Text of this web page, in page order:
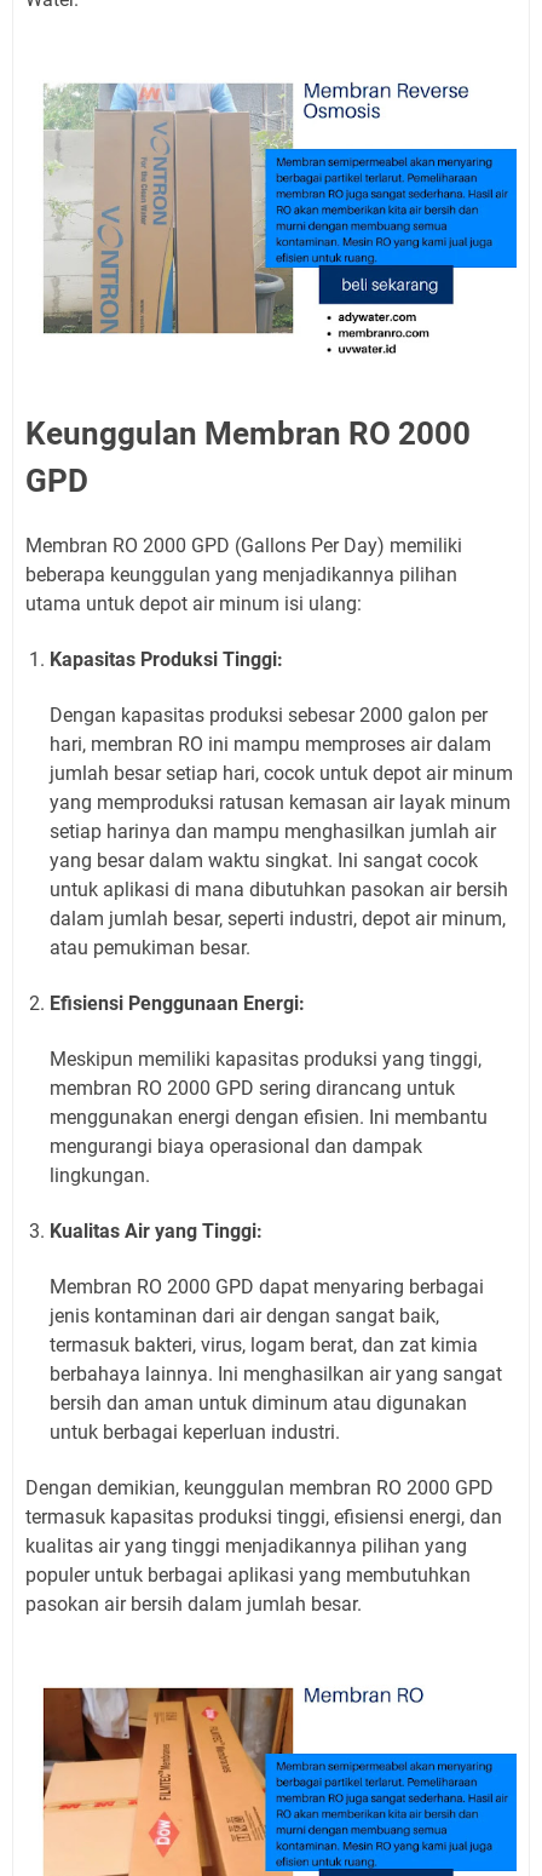
Keunggulan Membran RO 2000
GPD
Membran RO 2000 GPD (Gallons Per Day) memiliki
beberapa keunggulan yang menjadikannya pilihan
utama untuk depot air minum isi ulang:
Kapasitas Produksi Tinggi:
Dengan kapasitas produksi sebesar 2000 galon per
hari, membran RO ini mampu memproses air dalam
jumlah besar setiap hari, cocok untuk depot air minum
yang memproduksi ratusan kemasan air layak minum
setiap harinya dan mampu menghasilkan jumlah air
yang besar dalam waktu singkat. Ini sangat cocok
untuk aplikasi di mana dibutuhkan pasokan air bersih
dalam jumlah besar, seperti industri, depot air minum,
atau pemukiman besar.
Efisiensi Penggunaan Energi:
Meskipun memiliki kapasitas produksi yang tinggi,
membran RO 2000 GPD sering dirancang untuk
menggunakan energi dengan efisien. Ini membantu
mengurangi biaya operasional dan dampak
lingkungan.
Kualitas Air yang Tinggi:
Membran RO 2000 GPD dapat menyaring berbagai
jenis kontaminan dari air dengan sangat baik,
termasuk bakteri, virus, logam berat, dan zat kimia
berbahaya lainnya. Ini menghasilkan air yang sangat
bersih dan aman untuk diminum atau digunakan
untuk berbagai keperluan industri.
Dengan demikian, keunggulan membran RO 2000 GPD
termasuk kapasitas produksi tinggi, efisiensi energi, dan
kualitas air yang tinggi menjadikannya pilihan yang
populer untuk berbagai aplikasi yang membutuhkan
pasokan air bersih dalam jumlah besar.